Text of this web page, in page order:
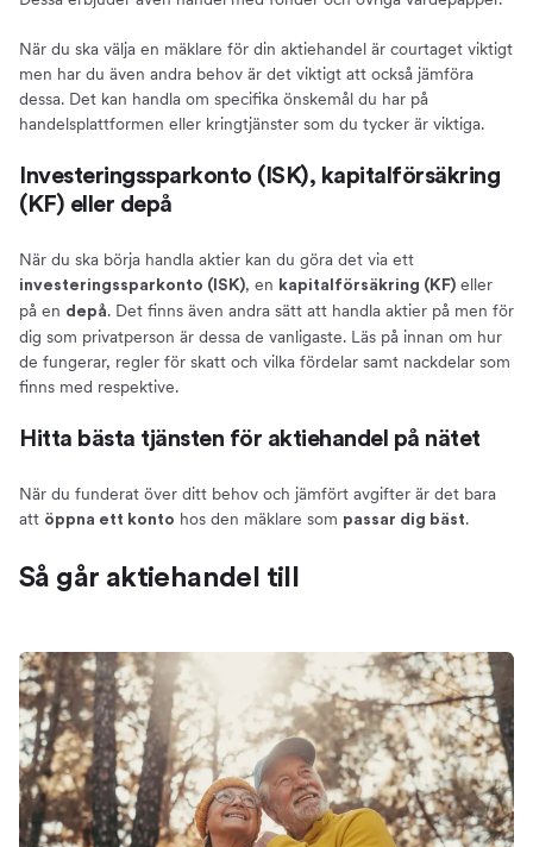
När du ska välja en mäklare för din aktiehandel är courtaget viktigt
men har du även andra behov är det viktigt att också jämföra
dessa. Det kan handla om specifika önskemål du har på
handelsplattformen eller kringtjänster som du tycker är viktiga.
Investeringssparkonto (ISK), kapitalförsäkring
(KF) eller depå
När du ska börja handla aktier kan du göra det via ett
investeringssparkonto (ISK), en kapitalförsäkring (KF) eller
på en depå. Det finns även andra sätt att handla aktier på men för
dig som privatperson är dessa de vanligaste. Läs på innan om hur
de fungerar, regler för skatt och vilka fördelar samt nackdelar som
finns med respektive.
Hitta bästa tjänsten för aktiehandel på nätet
När du funderat över ditt behov och jämfört avgifter är det bara
att öppna ett konto hos den mäklare som passar dig bäst.
Så går aktiehandel till